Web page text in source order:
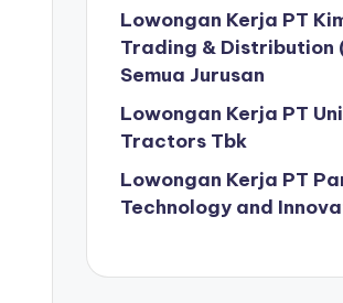
Lowongan Kerja PT
Trading & Distribution
Semua Jurusan
Lowongan Kerja PT
Tractors Tbk
Lowongan Kerja PT
Technology and